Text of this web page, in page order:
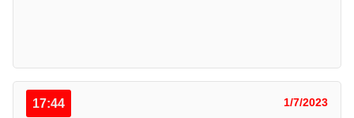
17:44 1/7/2023